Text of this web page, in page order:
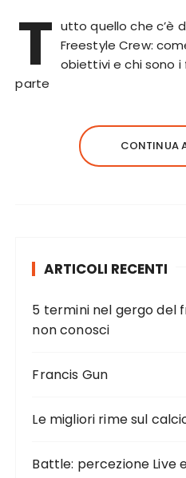
T utto quello che c’è
Freestyle Crew:
obiettivi e chi sono
parte
CONTINUA
ARTICOLI RECENTI
5 termini nel gergo del
non conosci
Francis Gun
Le migliori rime sul
Battle: percezione Live